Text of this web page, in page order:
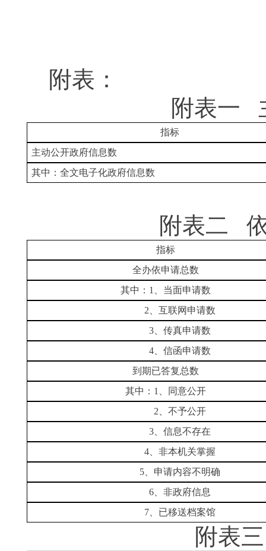
附表：
附表一
指标
主动公开政府信息数
其中：全文电子化政府信息数
附表二
指标
全办依申请总数
其中：1、当面申请数
2、互联网申请数
3、传真申请数
4、信函申请数
到期已答复总数
其中：1、同意公开
2、不予公开
3、信息不存在
4、非本机关掌握
5、申请内容不明确
6、非政府信息
7、已移送档案馆
附表三 复